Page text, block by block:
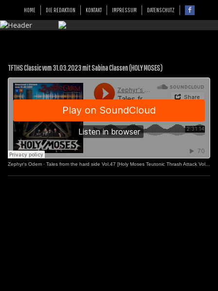
HOME DIE REDAKTION KONTAKT IMPRESSUM DATENSCHUTZ
TFTHS Classic vom 31.03.2023 mit Sabina Classen (HOLY MOSES)
Zephyr's Odem · Tales from the hard side Vol.47 [Holy Moses Teutonic Thrash Attack Vol.2]